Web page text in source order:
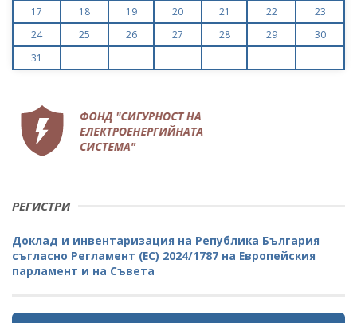
17
18 19 20 21 22
23
24
25 26 27 28 29
30
31
РЕГИСТРИ
Доклад и инвентаризация на Република България
съгласно Регламент (ЕС) 2024/1787 на Европейския
парламент и на Съвета